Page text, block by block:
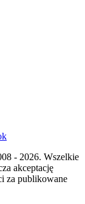
- 2026. Wszelkie
akceptację
za publikowane